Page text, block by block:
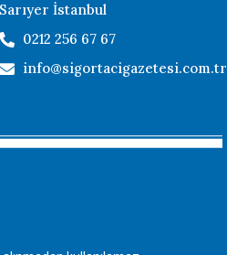
Sarıyer İstanbul
0212 256 67 67
info@sigortacigazetesi.com.tr